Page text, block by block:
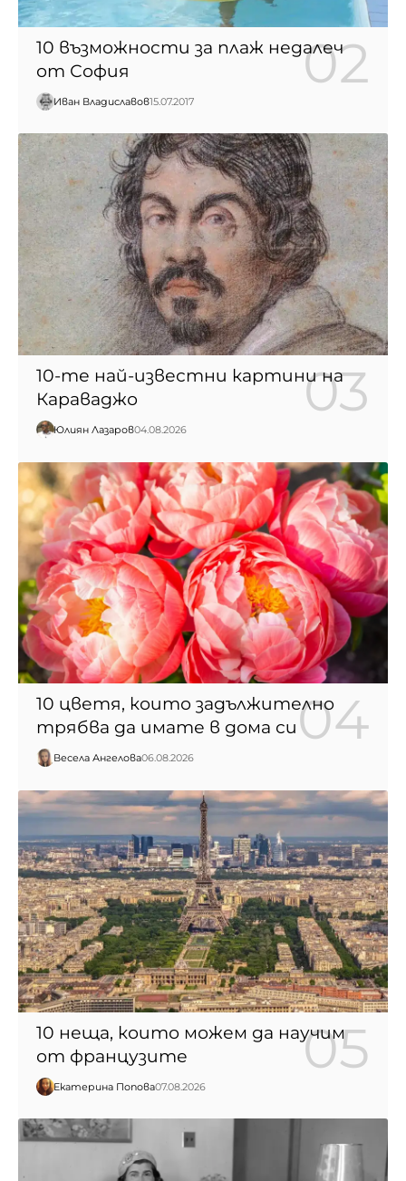
10 възможности за плаж недалеч
от София
Иван Владиславов15.07.2017
10-те най-известни картини на
Караваджо
Юлиян Лазаров04.08.2026
10 цветя, които задължително
трябва да имате в дома си
Весела Ангелова06.08.2026
10 неща, които можем да научим
от французите
Екатерина Попова07.08.2026